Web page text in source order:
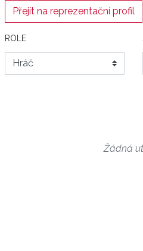
Přejít na reprezentační profil
ROLE
Žádná